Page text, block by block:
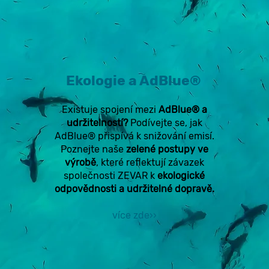
Ekologie a AdBlue®
Existuje spojení mezi AdBlue® a
udržitelností?Podívejte se, jak
AdBlue® přispívá k snižování emisí.
Poznejte naše zelené postupy ve
výrobě, které reflektují závazek
společnosti ZEVAR k ekologické
odpovědnosti a udržitelné dopravě.
více zde››